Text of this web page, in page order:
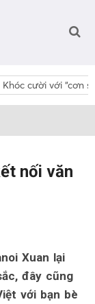
Khóc cười với “cơn
nối văn
Xuan lại
đây cũng
với bạn bè